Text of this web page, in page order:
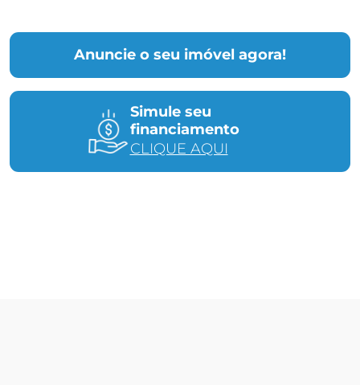
Anuncie o seu imóvel agora!
Simule seu
financiamento
CLIQUE AQUI